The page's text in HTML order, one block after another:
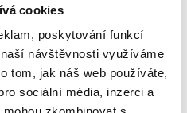
cookies
poskytování funkcí
návštěvnosti využíváme
tom, jak náš web používáte,
sociální média, inzerci a
je mou oporou.
a už si vyhraje sama.
aby se zapojili obě
tak se věnujeme každý
podnikáme procházky.
tříkolku a během tří dnů